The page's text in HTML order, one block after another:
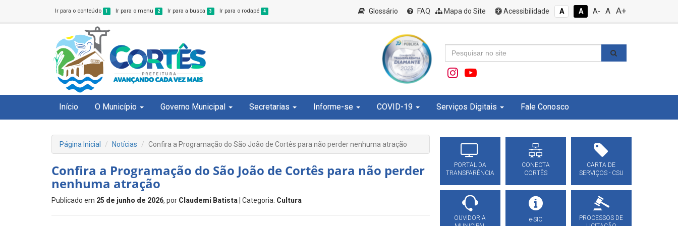
Ir para o conteúdo 1 Ir para o menu 2 Ir para a busca 3 Ir para o rodapé 4 Glossário FAQ Mapa do Site Acessibilidade A A A- A A+
Início O Município Governo Municipal Secretarias Informe-se COVID-19 Serviços Digitais Fale Conosco
Página Inicial Notícias Confira a Programação do São João de Cortês para não perder nenhuma atração
Confira a Programação do São João de Cortês para não perder
nenhuma atração
Publicado em 25 de junho de 2026, por Claudemi Batista | Categoria: Cultura
PORTAL DA
TRANSPARÊNCIA
CONECTA
CORTÊS
CARTA DE
SERVIÇOS - CSU
OUVIDORIA
e-SIC
PROCESSOS DE